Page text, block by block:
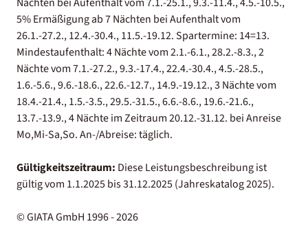
5% Ermäßigung ab 7 Nächten bei Aufenthalt vom
26.1.-27.2., 12.4.-30.4., 11.5.-19.12. Spartermine: 14=13.
Mindestaufenthalt: 4 Nächte vom 2.1.-6.1., 28.2.-8.3., 2
Nächte vom 7.1.-27.2., 9.3.-17.4., 22.4.-30.4., 4.5.-28.5.,
1.6.-5.6., 9.6.-18.6., 22.6.-12.7., 14.9.-19.12., 3 Nächte vom
18.4.-21.4., 1.5.-3.5., 29.5.-31.5., 6.6.-8.6., 19.6.-21.6.,
13.7.-13.9., 4 Nächte im Zeitraum 20.12.-31.12. bei Anreise
Mo,Mi-Sa,So. An-/Abreise: täglich.
Gültigkeitszeitraum: Diese Leistungsbeschreibung ist
gültig vom 1.1.2025 bis 31.12.2025 (Jahreskatalog 2025).
© GIATA GmbH 1996 - 2026